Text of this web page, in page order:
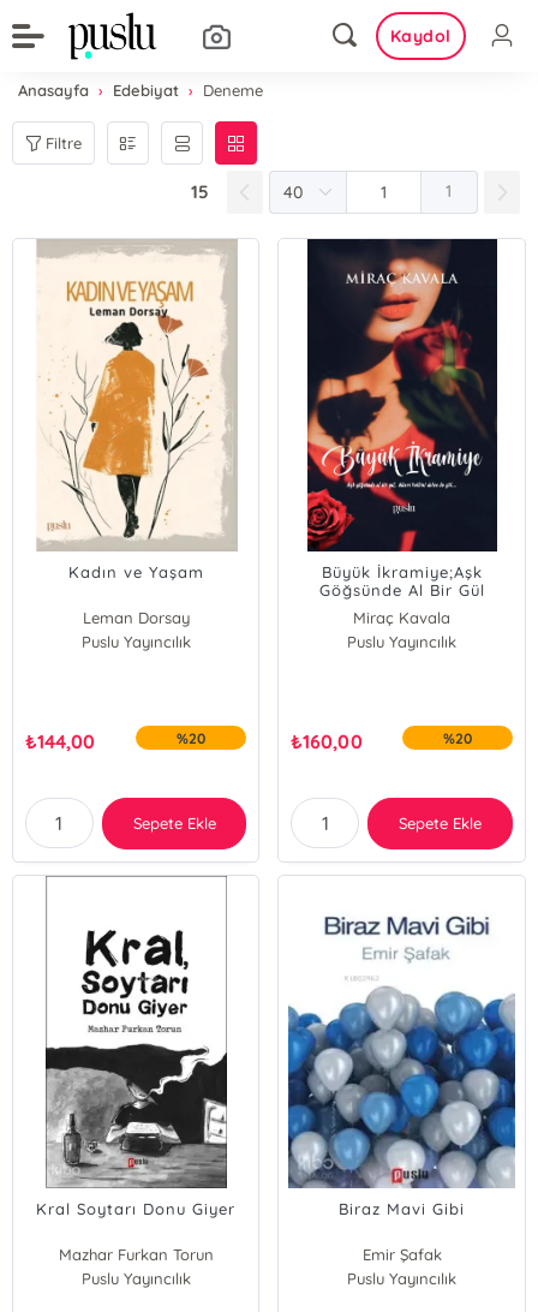
Kaydol
Anasayfa Edebiyat Deneme
Filtre
15 1
Kadın ve Yaşam
Leman Dorsay
Puslu Yayıncılık
₺144,00 %20
Sepete Ekle
Büyük İkramiye;Aşk
Göğsünde Al Bir Gül
Dikeni Kalbini Delsede Gül
Miraç Kavala
Puslu Yayıncılık
₺160,00 %20
Sepete Ekle
Kral Soytarı Donu Giyer
Mazhar Furkan Torun
Puslu Yayıncılık
Biraz Mavi Gibi
Emir Şafak
Puslu Yayıncılık